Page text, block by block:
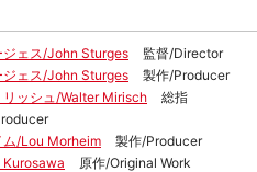
ジェス/John Sturges
監督/Director
ジェス/John Sturges
製作/Producer
リッシュ/Walter Mirisch
総指
ム/Lou Morheim
製作/Producer
原作/Original Work